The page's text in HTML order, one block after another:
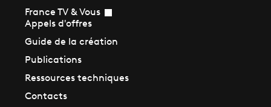
France TV & Vous
Appels d'offres
Guide de la création
Publications
Ressources techniques
Contacts